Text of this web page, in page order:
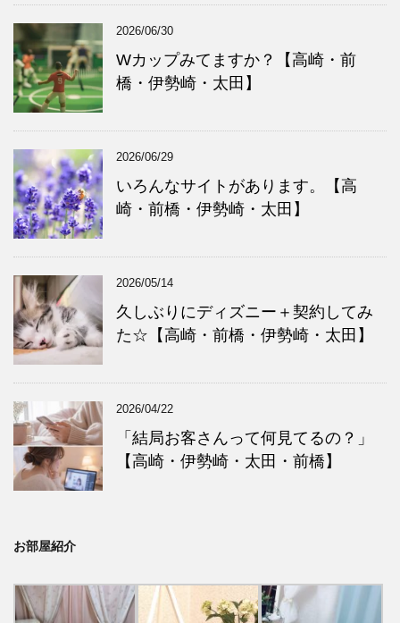
2026/06/30
Wカップみてますか？【高崎・前
橋・伊勢崎・太田】
2026/06/29
いろんなサイトがあります。【高
崎・前橋・伊勢崎・太田】
2026/05/14
久しぶりにディズニー＋契約してみ
た☆【高崎・前橋・伊勢崎・太田】
2026/04/22
「結局お客さんって何見てるの？」
【高崎・伊勢崎・太田・前橋】
お部屋紹介